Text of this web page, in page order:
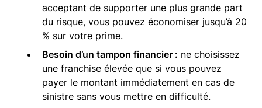
acceptant de supporter une plus grande part
du risque, vous pouvez économiser jusqu’à 20
% sur votre prime.
Besoin d’un tampon financier : ne choisissez
une franchise élevée que si vous pouvez
payer le montant immédiatement en cas de
sinistre sans vous mettre en difficulté.